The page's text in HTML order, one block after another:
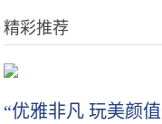
精彩推荐
“优雅非凡 玩美颜